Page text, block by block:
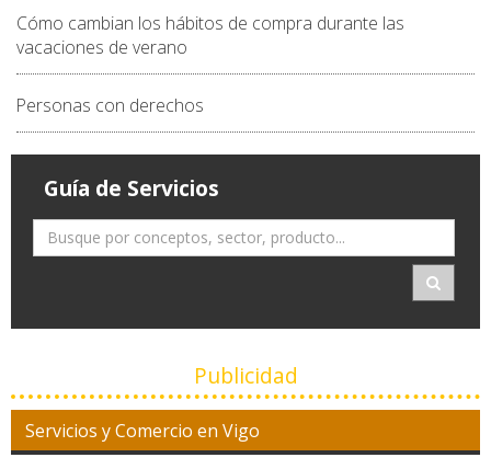
Cómo cambian los hábitos de compra durante las
vacaciones de verano
Personas con derechos
Guía de Servicios
Publicidad
Servicios y Comercio en Vigo